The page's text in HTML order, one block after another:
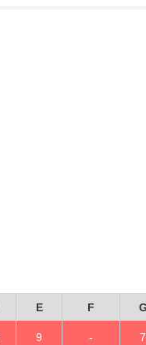
E F G
9 - 7